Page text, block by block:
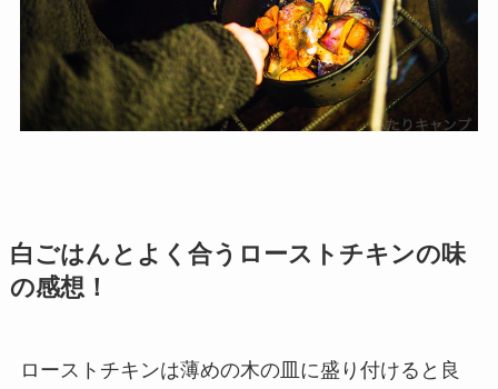
白ごはんとよく合うローストチキンの味
の感想！
ローストチキンは薄めの木の皿に盛り付けると良